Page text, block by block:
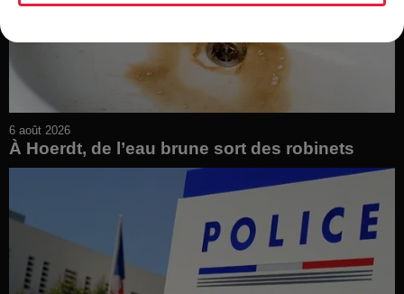
6 août 2026
À Hoerdt, de l’eau brune sort des robinets